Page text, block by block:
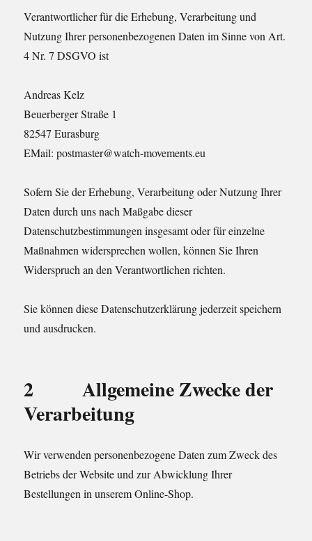
Verantwortlicher für die Erhebung, Verarbeitung und
Nutzung Ihrer personenbezogenen Daten im Sinne von Art.
4 Nr. 7 DSGVO ist
Andreas Kelz
Beuerberger Straße 1
82547 Eurasburg
EMail: postmaster@watch-movements.eu
Sofern Sie der Erhebung, Verarbeitung oder Nutzung Ihrer
Daten durch uns nach Maßgabe dieser
Datenschutzbestimmungen insgesamt oder für einzelne
Maßnahmen widersprechen wollen, können Sie Ihren
Widerspruch an den Verantwortlichen richten.
Sie können diese Datenschutzerklärung jederzeit speichern
und ausdrucken.
2 Allgemeine Zwecke der
Verarbeitung
Wir verwenden personenbezogene Daten zum Zweck des
Betriebs der Website und zur Abwicklung Ihrer
Bestellungen in unserem Online-Shop.